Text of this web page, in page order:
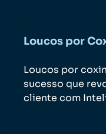
Loucos por
Loucos por
sucesso que
cliente com